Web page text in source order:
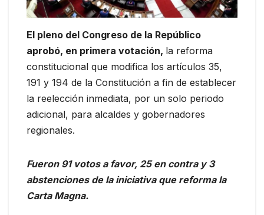
El pleno del Congreso de la Repúblico
aprobó, en primera votación, la reforma
constitucional que modifica los artículos 35,
191 y 194 de la Constitución a fin de establecer
la reelección inmediata, por un solo periodo
adicional, para alcaldes y gobernadores
regionales.
Fueron 91 votos a favor, 25 en contra y 3
abstenciones de la iniciativa que reforma la
Carta Magna.